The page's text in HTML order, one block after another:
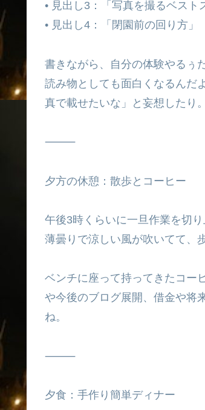
• 見出し3：「写真を撮るベスト
• 見出し4：「閉園前の回り方」
書きながら、自分の体験やるぅ
読み物としても面白くなるんだ
真で載せたいな」と妄想したり。
⸻
夕方の休憩：散歩とコーヒー
午後3時くらいに一旦作業を切
薄曇りで涼しい風が吹いてて、
ベンチに座って持ってきたコー
や今後のブログ展開、借金や将
ね。
⸻
夕食：手作り簡単ディナー